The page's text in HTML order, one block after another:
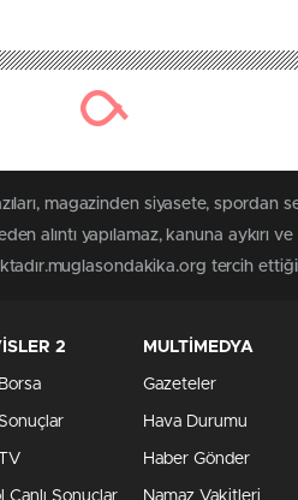
magazinden siyasete,
alıntı yapılamaz, kanuna aykırı
tercih
2
Canlı Sonuçlar
MULTİMEDYA
Gazeteler
Hava Durumu
Haber Gönder
Namaz Vakitleri